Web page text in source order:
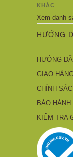
KHÁC
Xem danh
HƯỚNG
HƯỚNG
GIAO
CHÍNH
BẢO
KIỂM TRA